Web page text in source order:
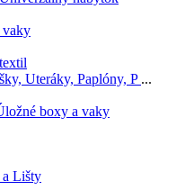
vaky
Uteráky, Paplóny, P ...
boxy a vaky
a Lišty